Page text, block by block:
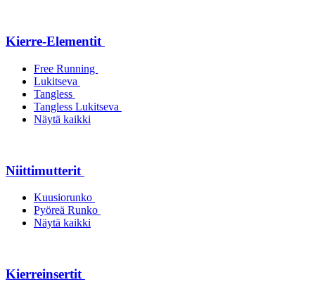
Kierre-Elementit
Free Running
Lukitseva
Tangless
Tangless Lukitseva
Näytä kaikki
Niittimutterit
Kuusiorunko
Pyöreä Runko
Näytä kaikki
Kierreinsertit